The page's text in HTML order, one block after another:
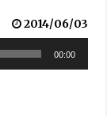
2014/06/03
00:00